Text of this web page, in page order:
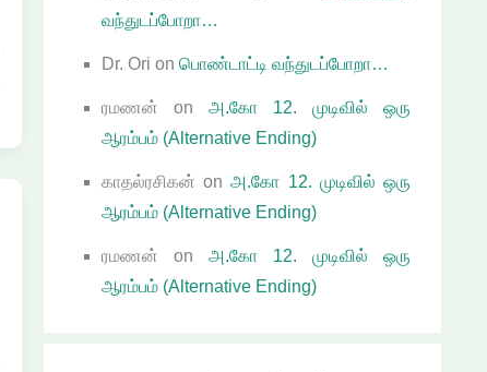
வந்துடப்போறா…
Dr. Ori on பொண்டாட்டி வந்துடப்போறா…
ரமணன் on அ.கோ 12. முடிவில் ஒரு
ஆரம்பம் (Alternative Ending)
காதல்ரசிகன் onஅ.கோ 12. முடிவில் ஒரு
ஆரம்பம் (Alternative Ending)
ரமணன் on அ.கோ 12. முடிவில் ஒரு
ஆரம்பம் (Alternative Ending)